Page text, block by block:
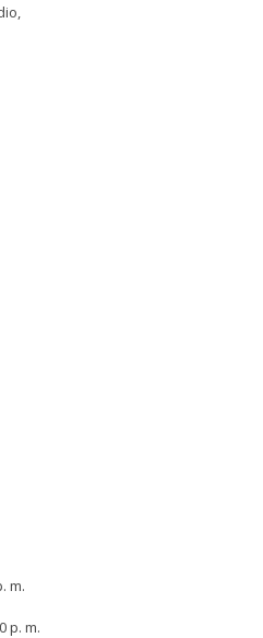
m.
p. m.